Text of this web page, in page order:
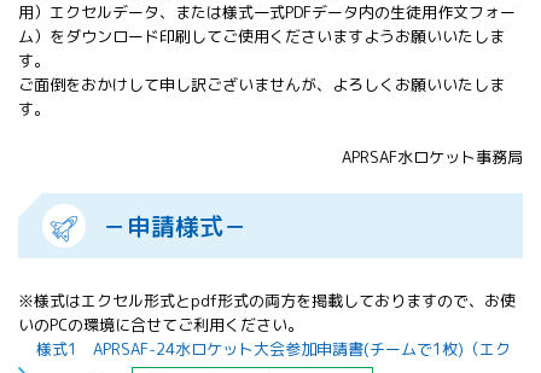
用）エクセルデータ、または様式一式PDFデータ内の生徒用作文フォー
ム）をダウンロード印刷してご使用くださいますようお願いいたしま
す。
ご面倒をおかけして申し訳ございませんが、よろしくお願いいたしま
す。
APRSAF水ロケット事務局
－申請様式－
※様式はエクセル形式とpdf形式の両方を掲載しておりますので、お使
いのPCの環境に合せてご利用ください。
様式1 APRSAF-24水ロケット大会参加申請書(チームで1枚)（エク